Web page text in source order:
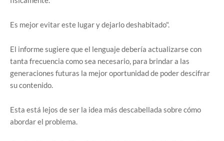
Es mejor evitar este lugar y dejarlo deshabitado".
El informe sugiere que el lenguaje debería actualizarse con
tanta frecuencia como sea necesario, para brindar a las
generaciones futuras la mejor oportunidad de poder descifrar
su contenido.
Esta está lejos de ser la idea más descabellada sobre cómo
abordar el problema.